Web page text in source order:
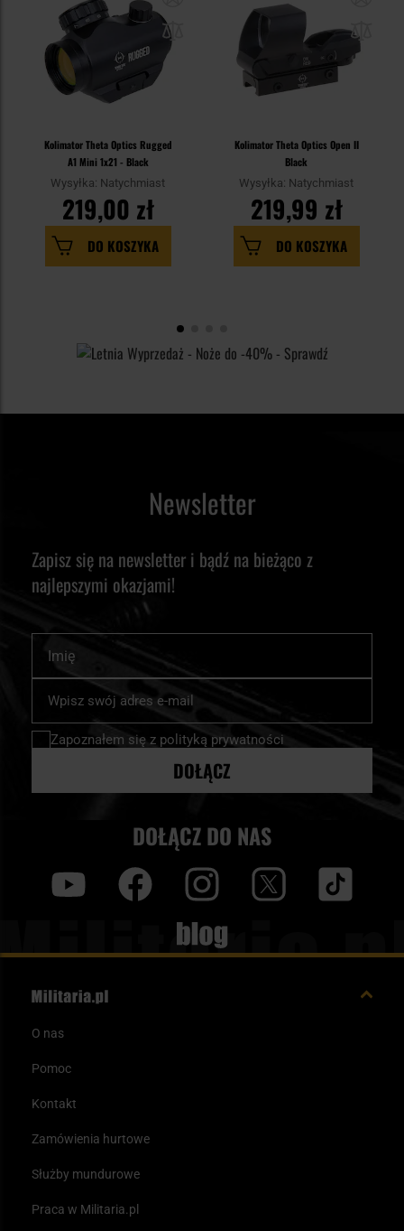
Kolimator Theta Optics Rugged
A1 Mini 1x21 - Black
Wysyłka: Natychmiast
219,00 zł
DO KOSZYKA
Kolimator Theta Optics Open II
Black
Wysyłka: Natychmiast
219,99 zł
DO KOSZYKA
Newsletter
Zapisz się na newsletter i bądź na bieżąco z
najlepszymi okazjami!
nasz
newsletter:
Zapoznałem się z polityką prywatności
DOŁĄCZ
DOŁĄCZ DO NAS
Blog
O nas
Pomoc
Kontakt
Zamówienia hurtowe
Służby mundurowe
Praca w Militaria.pl